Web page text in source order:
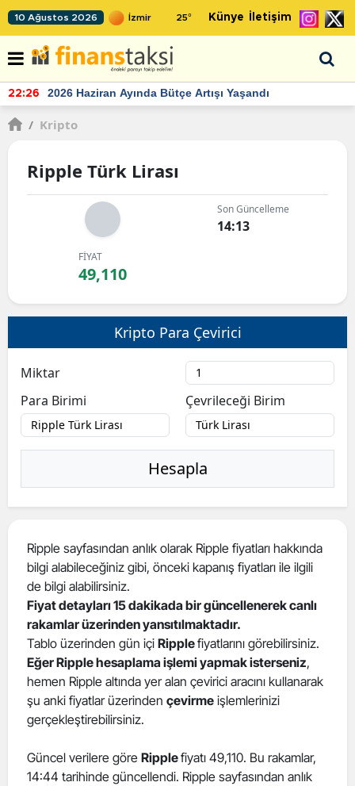
10 Ağustos 2026 25° Künye İletişim
22:26 2026 Haziran Ayında Bütçe Artışı Yaşandı
/ Kripto
Ripple Türk Lirası
Son Güncelleme
14:13
FİYAT
49,110
Kripto Para Çevirici
Miktar
Para Birimi
Çevrileceği Birim
Hesapla
Ripple sayfasından anlık olarak Ripple fiyatları hakkında
bilgi alabileceğiniz gibi, önceki kapanış fiyatları ile ilgili
de bilgi alabilirsiniz.
Fiyat detayları 15 dakikada bir güncellenerek canlı
rakamlar üzerinden yansıtılmaktadır.
Tablo üzerinden gün içi Ripplefiyatlarını görebilirsiniz.
Eğer Ripple hesaplama işlemi yapmak isterseniz,
hemen Ripple altında yer alan çevirici aracını kullanarak
şu anki fiyatlar üzerinden çevirme işlemlerinizi
gerçekleştirebilirsiniz.
Güncel verilere göre Ripplefiyatı 49,110. Bu rakamlar,
14:44 tarihinde güncellendi. Ripple sayfasından anlık